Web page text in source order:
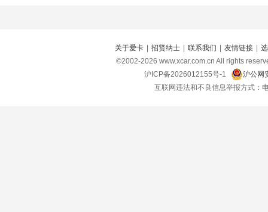
关于爱卡 招贤纳士 联系我们 友情链接
©2002-2026 www.xcar.com.cn All rights
沪ICP备2026012155号-1
沪公网
互联网违法和不良信息举报方式：